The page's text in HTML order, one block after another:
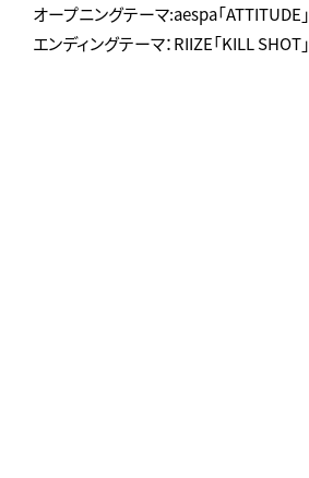
オープニングテーマ:aespa「ATTITUDE」
エンディングテーマ：RIIZE「KILL SHOT」